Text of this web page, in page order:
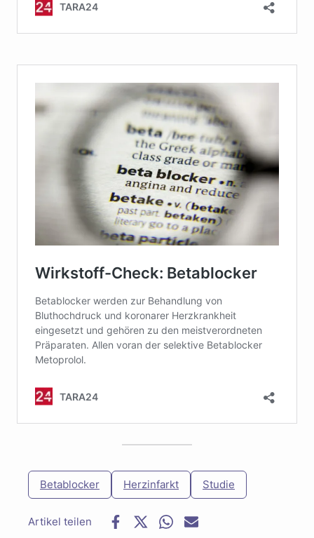
Betablocker Herzinfarkt Studie
T
w
W